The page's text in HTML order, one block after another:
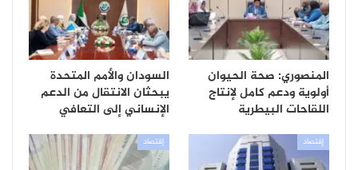
المنصوري: صحة الحيوان
أولوية ودعم كامل لإنتاج
اللقاحات البيطرية
السودان والأمم المتحدة
يبحثان الانتقال من الدعم
الإنساني إلى التعافي
إقتصاد إقتصاد